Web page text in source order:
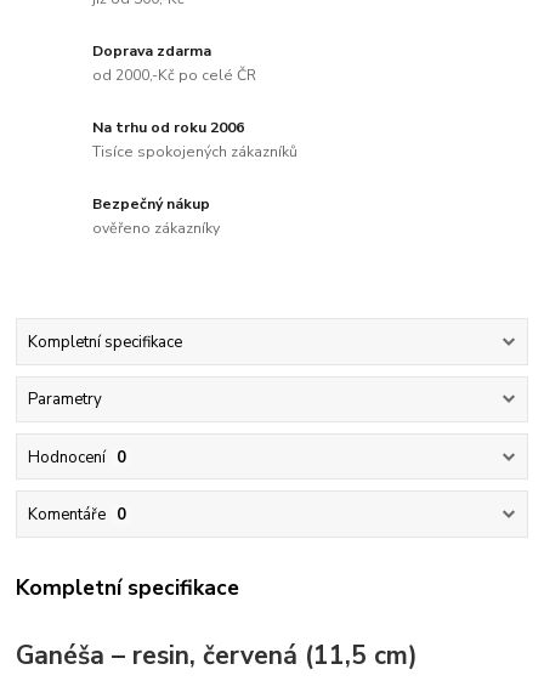
Doprava zdarma
od 2000,-Kč po celé ČR
Na trhu od roku 2006
Tisíce spokojených zákazníků
Bezpečný nákup
ověřeno zákazníky
Kompletní specifikace
Parametry
Hodnocení 0
Komentáře 0
Kompletní specifikace
Ganéša – resin, červená (11,5 cm)